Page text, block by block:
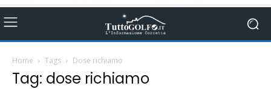
Home Tags Dose richiamo
Tag: dose richiamo